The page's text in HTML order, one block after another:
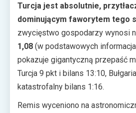
Turcja jest absolutnie,
dominującym faworytem tego
zwycięstwo gospodarzy wynosi
1,08 (w podstawowych
pokazuje gigantyczną przepaść
Turcja 9 pkt i bilans 13:10,
katastrofalny bilans 1:16.
Remis wyceniono na